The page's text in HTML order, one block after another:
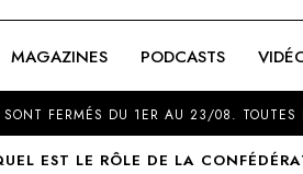
MAGAZINES PODCASTS
SONT FERMÉS DU 1ER AU 23/08.
EST LE RÔLE DE LA